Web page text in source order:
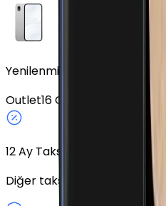
Yenilenmiş Samsung Galaxy
Outlet16 GB
12Ay Taksit Seçeneği
Diğer taksit seçeneklerini